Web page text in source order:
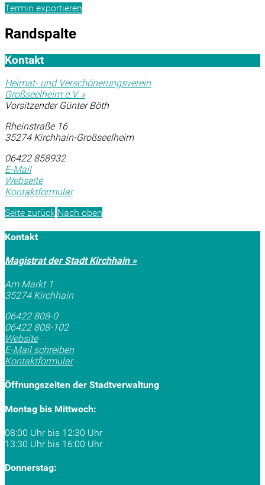
Termin exportieren
Randspalte
Kontakt
Heimat- und Verschönerungsverein
Großseelheim e.V. »
Vorsitzender Günter Böth
Rheinstraße 16
35274 Kirchhain-Großseelheim
06422 858932
E-Mail
Webseite
Kontaktformular
Seite zurück Nach oben
Kontakt
Magistrat der Stadt Kirchhain »
Am Markt 1
35274 Kirchhain
06422 808-0
06422 808-102
Website
E-Mail schreiben
Kontaktformular
Öffnungszeiten der Stadtverwaltung
Montag bis Mittwoch:
08:00 Uhr bis 12:30 Uhr
13:30 Uhr bis 16:00 Uhr
Donnerstag: